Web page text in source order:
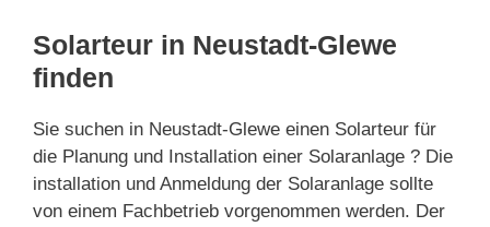
Solarteur in Neustadt-Glewe
finden
Sie suchen in Neustadt-Glewe einen Solarteur für
die Planung und Installation einer Solaranlage ? Die
installation und Anmeldung der Solaranlage sollte
von einem Fachbetrieb vorgenommen werden. Der